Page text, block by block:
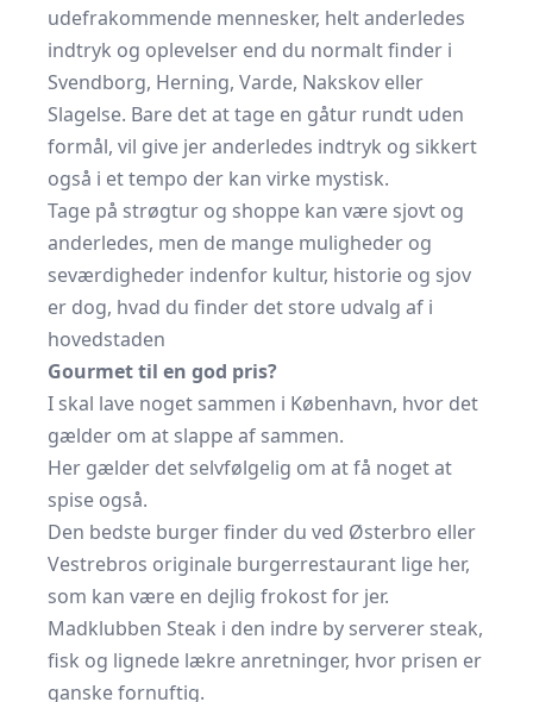
udefrakommende mennesker, helt anderledes
indtryk og oplevelser end du normalt finder i
Svendborg, Herning, Varde, Nakskov eller
Slagelse. Bare det at tage en gåtur rundt uden
formål, vil give jer anderledes indtryk og sikkert
også i et tempo der kan virke mystisk.
Tage på strøgtur og shoppe kan være sjovt og
anderledes, men de mange muligheder og
seværdigheder indenfor kultur, historie og sjov
er dog, hvad du finder det store udvalg af i
hovedstaden
Gourmet til en god pris?
I skal lave noget sammen i København, hvor det
gælder om at slappe af sammen.
Her gælder det selvfølgelig om at få noget at
spise også.
Den bedste burger finder du ved Østerbro eller
Vestrebros originale burgerrestaurant lige her,
som kan være en dejlig frokost for jer.
Madklubben Steak i den indre by serverer steak,
fisk og lignede lækre anretninger, hvor prisen er
ganske fornuftig.